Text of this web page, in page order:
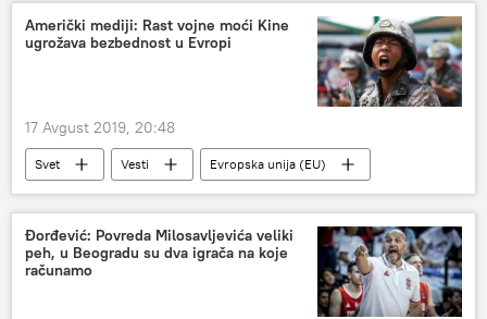
Američki mediji: Rast vojne moći Kine
ugrožava bezbednost u Evropi
17 Avgust 2019, 20:48
Svet Vesti Evropska unija (EU)
Đorđević: Povreda Milosavljevića veliki
peh, u Beogradu su dva igrača na koje
računamo